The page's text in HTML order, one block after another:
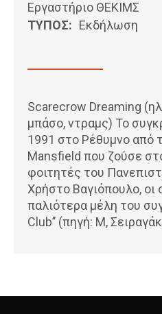
Εργαστήριο ΘΕΚΙΜΣ
ΤΥΠΟΣ: Εκδήλωση
Scarecrow Dreaming
μπάσο, ντραμς) Το
1991 στο Ρέθυμνο από
Mansfield που ζούσε
φοιτητές του
Χρήστο Βαγιόπουλο, οι
παλιότερα μέλη του
Club’’ (πηγή: Μ,